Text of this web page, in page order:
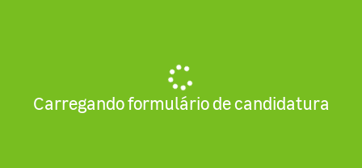
Carregando formulário de candidatura